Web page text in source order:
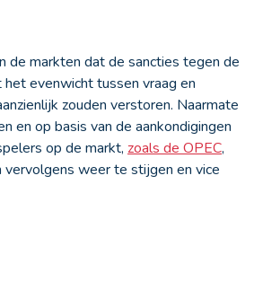
de markten dat de sancties tegen de
evenwicht tussen vraag en
zouden verstoren. Naarmate
en op basis van de aankondigingen
op de markt, zoals de OPEC,
vervolgens weer te stijgen en vice